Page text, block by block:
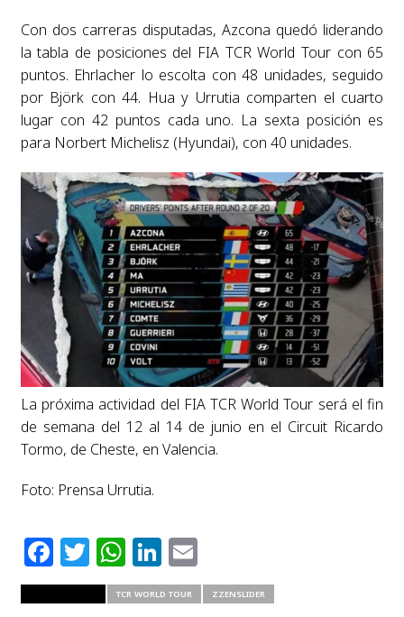
Con dos carreras disputadas, Azcona quedó liderando
la tabla de posiciones del FIA TCR World Tour con 65
puntos. Ehrlacher lo escolta con 48 unidades, seguido
por Björk con 44. Hua y Urrutia comparten el cuarto
lugar con 42 puntos cada uno. La sexta posición es
para Norbert Michelisz (Hyundai), con 40 unidades.
La próxima actividad del FIA TCR World Tour será el fin
de semana del 12 al 14 de junio en el Circuit Ricardo
Tormo, de Cheste, en Valencia.
Foto: Prensa Urrutia.
Facebook
Twitter
WhatsApp
LinkedIn
Email
TCR WORLD TOUR ZZENSLIDER